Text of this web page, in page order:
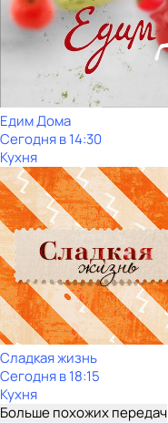
Едим Дома
Сегодня в 14:30
Кухня
Сладкая жизнь
Сегодня в 18:15
Кухня
Больше похожих передач